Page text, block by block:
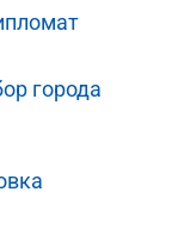
города